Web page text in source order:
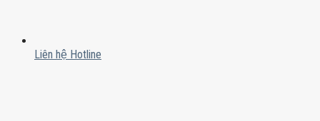
Liên hệ Hotline